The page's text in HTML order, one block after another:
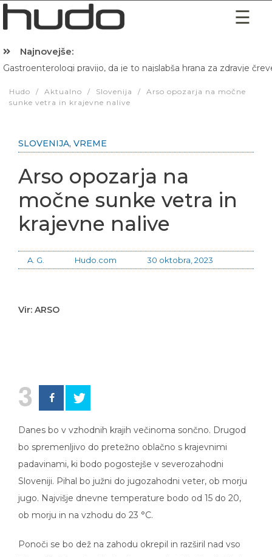
Najnovejše:
Gastroenterologi pravijo, da je to najslabša hrana za zdravje
Hudo / Aktualno / Slovenija /
Arso opozarja na močne
sunke vetra in krajevne nalive
SLOVENIJA, VREME
Arso opozarja na
močne sunke vetra in
krajevne nalive
A. G. Hudo.com 30 oktobra, 2023
Vir: ARSO
3
Danes bo v vzhodnih krajih večinoma sončno. Drugod
bo spremenljivo do pretežno oblačno s krajevnimi
padavinami, ki bodo pogostejše v severozahodni
Sloveniji. Pihal bo južni do jugozahodni veter, ob morju
jugo. Najvišje dnevne temperature bodo od 15 do 20,
ob morju in na vzhodu do 23 °C.
Ponoči se bo dež na zahodu okrepil in razširil nad vso